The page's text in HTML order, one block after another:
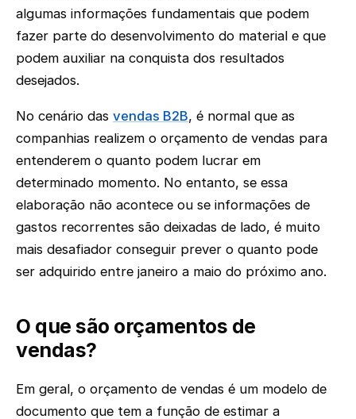
algumas informações fundamentais que podem
fazer parte do desenvolvimento do material e que
podem auxiliar na conquista dos resultados
desejados.
No cenário das vendas B2B, é normal que as
companhias realizem o orçamento de vendas para
entenderem o quanto podem lucrar em
determinado momento. No entanto, se essa
elaboração não acontece ou se informações de
gastos recorrentes são deixadas de lado, é muito
mais desafiador conseguir prever o quanto pode
ser adquirido entre janeiro a maio do próximo ano.
O que são orçamentos de
vendas?
Em geral, o orçamento de vendas é um modelo de
documento que tem a função de estimar a